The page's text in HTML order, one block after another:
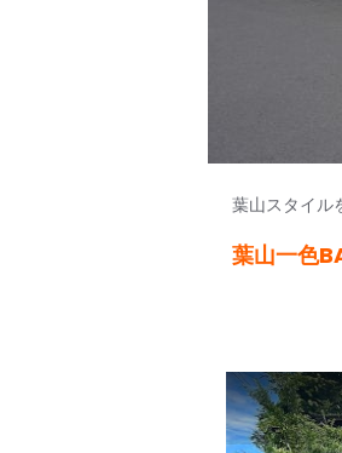
葉山スタイル
葉山一色